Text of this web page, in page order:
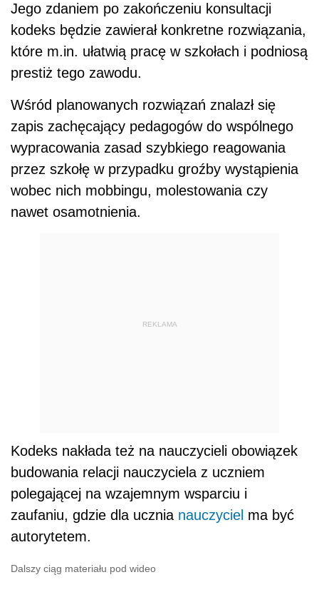
Jego zdaniem po zakończeniu konsultacji
kodeks będzie zawierał konkretne rozwiązania,
które m.in. ułatwią pracę w szkołach i podniosą
prestiż tego zawodu.
Wśród planowanych rozwiązań znalazł się
zapis zachęcający pedagogów do wspólnego
wypracowania zasad szybkiego reagowania
przez szkołę w przypadku groźby wystąpienia
wobec nich mobbingu, molestowania czy
nawet osamotnienia.
REKLAMA
Kodeks nakłada też na nauczycieli obowiązek
budowania relacji nauczyciela z uczniem
polegającej na wzajemnym wsparciu i
zaufaniu, gdzie dla ucznia nauczyciel ma być
autorytetem.
Dalszy ciąg materiału pod wideo